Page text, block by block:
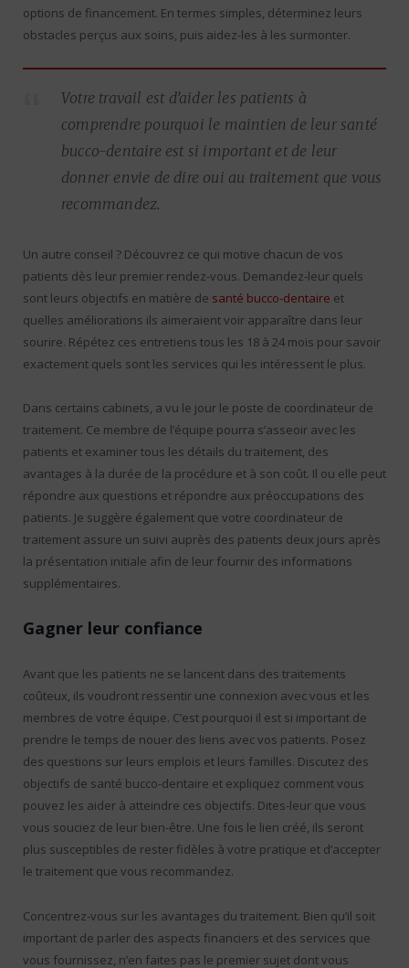
options de financement. En termes simples, déterminez leurs
obstacles perçus aux soins, puis aidez-les à les surmonter.
Votre travail est d’aider les patients à
comprendre pourquoi le maintien de leur santé
bucco-dentaire est si important et de leur
donner envie de dire oui au traitement que vous
recommandez.
Un autre conseil ? Découvrez ce qui motive chacun de vos
patients dès leur premier rendez-vous. Demandez-leur quels
sont leurs objectifs en matière de santé bucco-dentaire et
quelles améliorations ils aimeraient voir apparaître dans leur
sourire. Répétez ces entretiens tous les 18 à 24 mois pour savoir
exactement quels sont les services qui les intéressent le plus.
Dans certains cabinets, a vu le jour le poste de coordinateur de
traitement. Ce membre de l’équipe pourra s’asseoir avec les
patients et examiner tous les détails du traitement, des
avantages à la durée de la procédure et à son coût. Il ou elle peut
répondre aux questions et répondre aux préoccupations des
patients. Je suggère également que votre coordinateur de
traitement assure un suivi auprès des patients deux jours après
la présentation initiale afin de leur fournir des informations
supplémentaires.
Gagner leur confiance
Avant que les patients ne se lancent dans des traitements
coûteux, ils voudront ressentir une connexion avec vous et les
membres de votre équipe. C’est pourquoi il est si important de
prendre le temps de nouer des liens avec vos patients. Posez
des questions sur leurs emplois et leurs familles. Discutez des
objectifs de santé bucco-dentaire et expliquez comment vous
pouvez les aider à atteindre ces objectifs. Dites-leur que vous
vous souciez de leur bien-être. Une fois le lien créé, ils seront
plus susceptibles de rester fidèles à votre pratique et d’accepter
le traitement que vous recommandez.
Concentrez-vous sur les avantages du traitement. Bien qu’il soit
important de parler des aspects financiers et des services que
vous fournissez, n’en faites pas le premier sujet dont vous